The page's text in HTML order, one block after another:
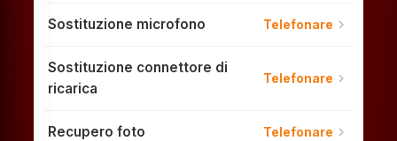
Sostituzione microfono Telefonare chevron_right
Sostituzione connettore di
ricarica
Telefonare chevron_right
Recupero foto Telefonare chevron_right